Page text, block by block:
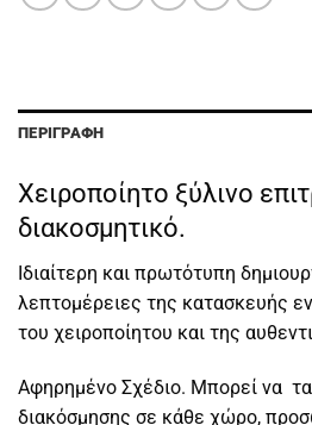
ΠΕΡΙΓΡΑΦΉ
Χειροποίητο ξύλινο
διακοσμητικό.
Ιδιαίτερη και πρωτότυπη
λεπτομέρειες της κατασκευής
του χειροποίητου και της
Αφηρημένο Σχέδιο. Μπορεί να
διακόσμησης σε κάθε χώρο,